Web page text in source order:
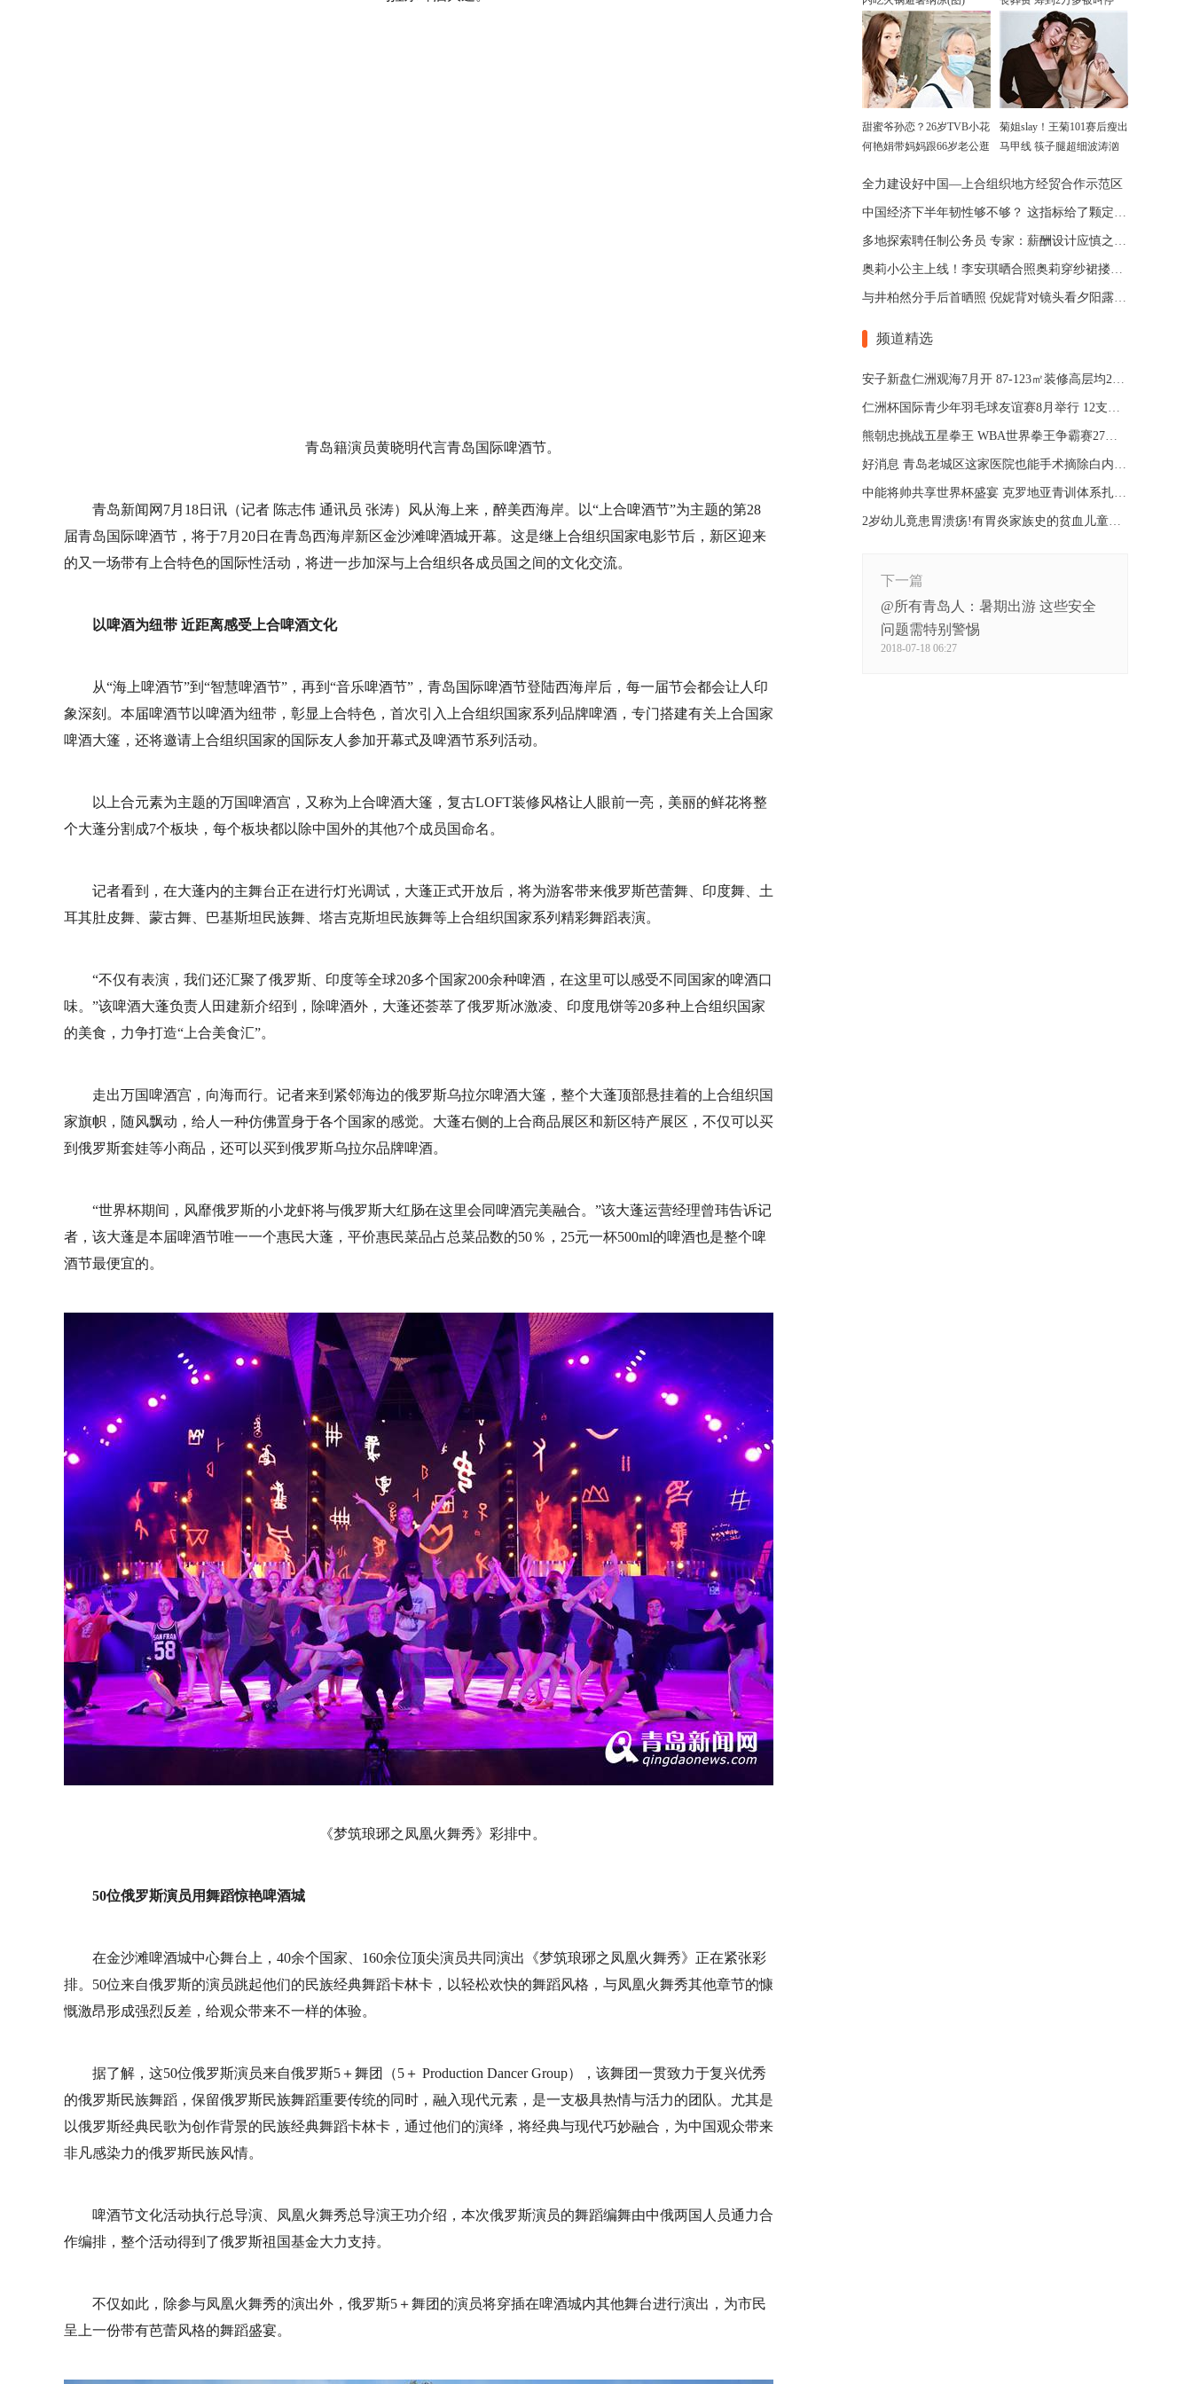
青岛籍演员黄晓明代言青岛国际啤酒节。
青岛新闻网7月18日讯（记者 陈志伟 通讯员 张涛）风从海上来，醉美西海岸。以“上合啤酒节”为主题的第28
届青岛国际啤酒节，将于7月20日在青岛西海岸新区金沙滩啤酒城开幕。这是继上合组织国家电影节后，新区迎来
的又一场带有上合特色的国际性活动，将进一步加深与上合组织各成员国之间的文化交流。
以啤酒为纽带 近距离感受上合啤酒文化
从“海上啤酒节”到“智慧啤酒节”，再到“音乐啤酒节”，青岛国际啤酒节登陆西海岸后，每一届节会都会让人印
象深刻。本届啤酒节以啤酒为纽带，彰显上合特色，首次引入上合组织国家系列品牌啤酒，专门搭建有关上合国家
啤酒大篷，还将邀请上合组织国家的国际友人参加开幕式及啤酒节系列活动。
以上合元素为主题的万国啤酒宫，又称为上合啤酒大篷，复古LOFT装修风格让人眼前一亮，美丽的鲜花将整
个大蓬分割成7个板块，每个板块都以除中国外的其他7个成员国命名。
记者看到，在大蓬内的主舞台正在进行灯光调试，大蓬正式开放后，将为游客带来俄罗斯芭蕾舞、印度舞、土
耳其肚皮舞、蒙古舞、巴基斯坦民族舞、塔吉克斯坦民族舞等上合组织国家系列精彩舞蹈表演。
“不仅有表演，我们还汇聚了俄罗斯、印度等全球20多个国家200余种啤酒，在这里可以感受不同国家的啤酒口
味。”该啤酒大蓬负责人田建新介绍到，除啤酒外，大蓬还荟萃了俄罗斯冰激凌、印度甩饼等20多种上合组织国家
的美食，力争打造“上合美食汇”。
走出万国啤酒宫，向海而行。记者来到紧邻海边的俄罗斯乌拉尔啤酒大篷，整个大蓬顶部悬挂着的上合组织国
家旗帜，随风飘动，给人一种仿佛置身于各个国家的感觉。大蓬右侧的上合商品展区和新区特产展区，不仅可以买
到俄罗斯套娃等小商品，还可以买到俄罗斯乌拉尔品牌啤酒。
“世界杯期间，风靡俄罗斯的小龙虾将与俄罗斯大红肠在这里会同啤酒完美融合。”该大蓬运营经理曾玮告诉记
者，该大蓬是本届啤酒节唯一一个惠民大蓬，平价惠民菜品占总菜品数的50％，25元一杯500ml的啤酒也是整个啤
酒节最便宜的。
《梦筑琅琊之凤凰火舞秀》彩排中。
50位俄罗斯演员用舞蹈惊艳啤酒城
在金沙滩啤酒城中心舞台上，40余个国家、160余位顶尖演员共同演出《梦筑琅琊之凤凰火舞秀》正在紧张彩
排。50位来自俄罗斯的演员跳起他们的民族经典舞蹈卡林卡，以轻松欢快的舞蹈风格，与凤凰火舞秀其他章节的慷
慨激昂形成强烈反差，给观众带来不一样的体验。
据了解，这50位俄罗斯演员来自俄罗斯5＋舞团（5＋ Production Dancer Group），该舞团一贯致力于复兴优秀
的俄罗斯民族舞蹈，保留俄罗斯民族舞蹈重要传统的同时，融入现代元素，是一支极具热情与活力的团队。尤其是
以俄罗斯经典民歌为创作背景的民族经典舞蹈卡林卡，通过他们的演绎，将经典与现代巧妙融合，为中国观众带来
非凡感染力的俄罗斯民族风情。
啤酒节文化活动执行总导演、凤凰火舞秀总导演王功介绍，本次俄罗斯演员的舞蹈编舞由中俄两国人员通力合
作编排，整个活动得到了俄罗斯祖国基金大力支持。
不仅如此，除参与凤凰火舞秀的演出外，俄罗斯5＋舞团的演员将穿插在啤酒城内其他舞台进行演出，为市民
呈上一份带有芭蕾风格的舞蹈盛宴。
甜蜜爷孙恋？26岁TVB小花
何艳娟带妈妈跟66岁老公逛
菊姐slay！王菊101赛后瘦出
马甲线 筷子腿超细波涛汹
全力建设好中国—上合组织地方经贸合作示范区
中国经济下半年韧性够不够？ 这指标给了颗定心丸
多地探索聘任制公务员 专家：薪酬设计应慎之又慎
奥莉小公主上线！李安琪晒合照奥莉穿纱裙搂弟弟超仙
与井柏然分手后首晒照 倪妮背对镜头看夕阳露微笑
频道精选
安子新盘仁洲观海7月开 87-123㎡装修高层均22000
仁洲杯国际青少年羽毛球友谊赛8月举行 12支队伍参加
熊朝忠挑战五星拳王 WBA世界拳王争霸赛27日在青开战
好消息 青岛老城区这家医院也能手术摘除白内障啦
中能将帅共享世界杯盛宴 克罗地亚青训体系扎根青岛
2岁幼儿竟患胃溃疡!有胃炎家族史的贫血儿童需注意
下一篇
@所有青岛人：暑期出游 这些安全
问题需特别警惕
2018-07-18 06:27